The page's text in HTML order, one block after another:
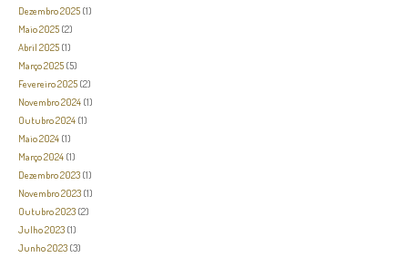
Dezembro 2025 (1)
Maio 2025 (2)
Abril 2025 (1)
Março 2025 (5)
Fevereiro 2025 (2)
Novembro 2024 (1)
Outubro 2024 (1)
Maio 2024 (1)
Março 2024 (1)
Dezembro 2023 (1)
Novembro 2023 (1)
Outubro 2023 (2)
Julho 2023 (1)
Junho 2023 (3)